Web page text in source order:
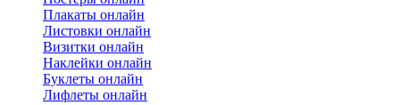
Плакаты онлайн
Листовки онлайн
Визитки онлайн
Наклейки онлайн
Буклеты онлайн
Лифлеты онлайн